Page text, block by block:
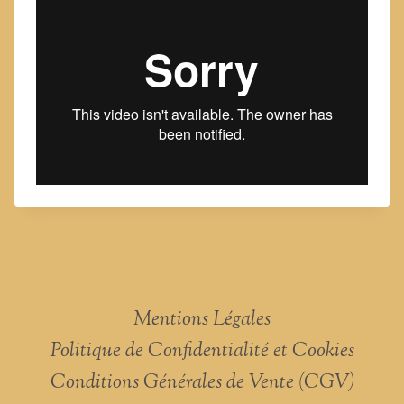
Mentions Légales
Politique de Confidentialité et Cookies
Conditions Générales de Vente (CGV)